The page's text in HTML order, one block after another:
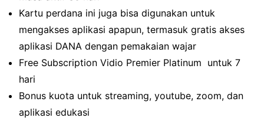
Kartu perdana ini juga bisa digunakan untuk
mengakses aplikasi apapun, termasuk gratis akses
aplikasi DANA dengan pemakaian wajar
Free Subscription Vidio Premier Platinum untuk 7
hari
Bonus kuota untuk streaming, youtube, zoom, dan
aplikasi edukasi